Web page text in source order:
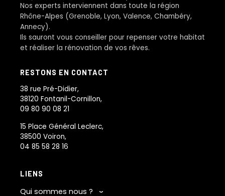
Nos experts interviennent dans toute la région
Rhône-Alpes (Grenoble, Lyon, Valence, Chambéry,
Annecy).
Ils sauront vous conseiller pour repenser votre habitat
et réaliser la rénovation de vos rêves.
RESTONS EN CONTACT
38 rue Pré-Didier,
38120 Fontanil-Cornillon,
09 80 90 08 21
15 Place Général Leclerc,
38500 Voiron,
04 85 58 28 16
LIENS
Qui sommes nous ?